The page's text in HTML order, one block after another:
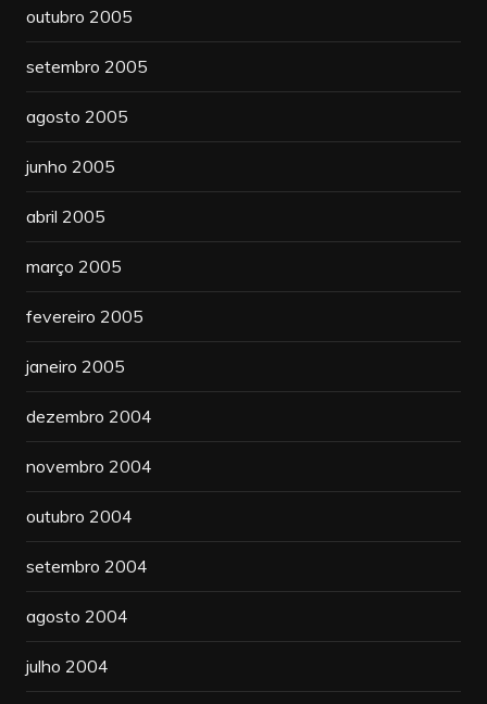
outubro 2005
setembro 2005
agosto 2005
junho 2005
abril 2005
março 2005
fevereiro 2005
janeiro 2005
dezembro 2004
novembro 2004
outubro 2004
setembro 2004
agosto 2004
julho 2004